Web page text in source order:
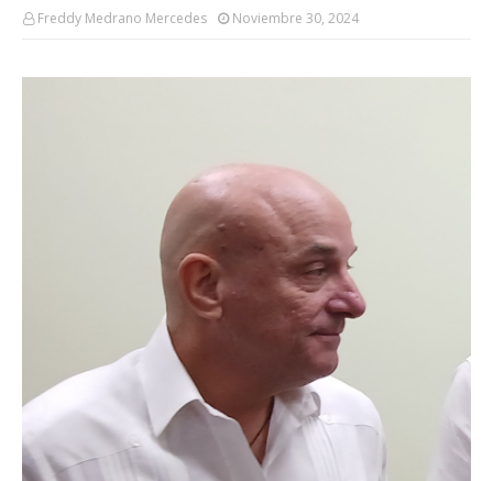
Freddy Medrano Mercedes Noviembre 30, 2024